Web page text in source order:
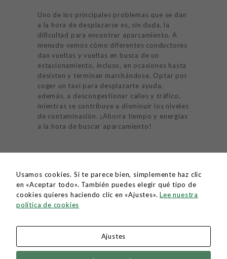
TESTIMONIOS
SERVICIOS
HISTORIA
PRECIOS
CONTACTO
Uno de los principales problemas que se dan
a la hora de desplazarse es, sin duda, la
dificultad para encontrar aparcamiento. A
menudo vemos cómo diferentes conductores
dan vueltas y vueltas en busca de un
estacionamiento, incluso, en ocasiones hasta
desisten y terminan marchándose. Optar por
coger un taxi para desplazarte ayuda,
además, a descongestionar calles y tráfico,
mientras se contribuye a disminuir los niveles
de contaminación. ¡Ahorra tiempo y energías
a la hora de buscar aparcamiento!
Política de cookies
Política de privacidad
Radio Taxi Los Llanos ©. All Rights Reserved.
Usamos cookies. Si te parece bien, simplemente haz clic
en «Aceptar todo». También puedes elegir qué tipo de
cookies quieres haciendo clic en «Ajustes».Lee nuestra
política de cookies
Ajustes